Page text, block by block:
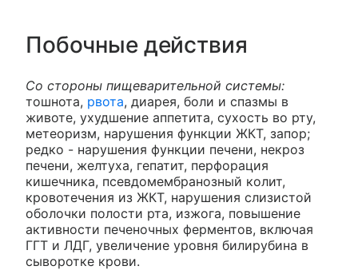
Побочные действия
Со стороны пищеварительной системы:
тошнота, рвота, диарея, боли и спазмы в
животе, ухудшение аппетита, сухость во рту,
метеоризм, нарушения функции ЖКТ, запор;
редко - нарушения функции печени, некроз
печени, желтуха, гепатит, перфорация
кишечника, псевдомембранозный колит,
кровотечения из ЖКТ, нарушения слизистой
оболочки полости рта, изжога, повышение
активности печеночных ферментов, включая
ГГТ и ЛДГ, увеличение уровня билирубина в
сыворотке крови.